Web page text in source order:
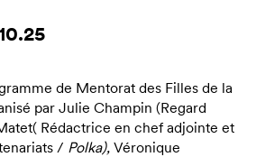
de Mentorat des Filles de la
par Julie Champin (Regard
Rédactrice en chef adjointe et
/ Polka), Véronique